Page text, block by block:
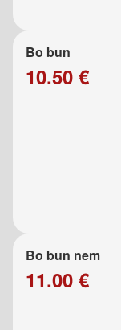
Bo bun
10.50 €
Bo bun nem
11.00 €